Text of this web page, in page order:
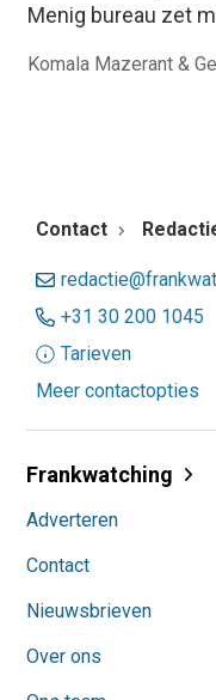
Menig bureau zet
Komala Mazerant &
Contact
+31 30 200 1045
Tarieven
Meer contactopties
Frankwatching
Adverteren
Contact
Nieuwsbrieven
Over ons